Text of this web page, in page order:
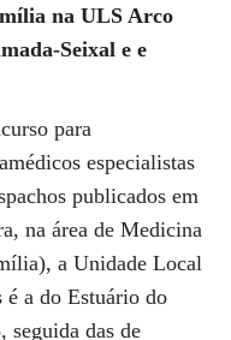
na ULS Arco
Seixal e e
para
especialistas
publicados em
na área de Medicina
a Unidade Local
é a do Estuário do
seguida das de